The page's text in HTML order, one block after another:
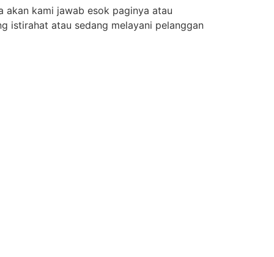
akan kami jawab esok paginya atau
istirahat atau sedang melayani pelanggan